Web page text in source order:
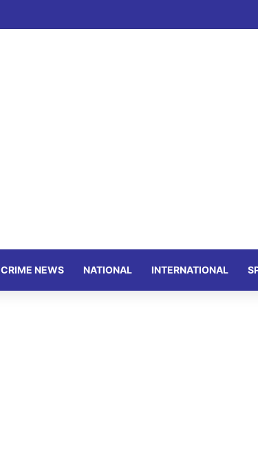
CRIME NEWS NATIONAL INTERNATIONAL